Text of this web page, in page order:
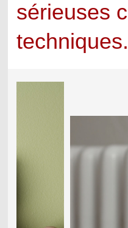
sérieuses
techniques.